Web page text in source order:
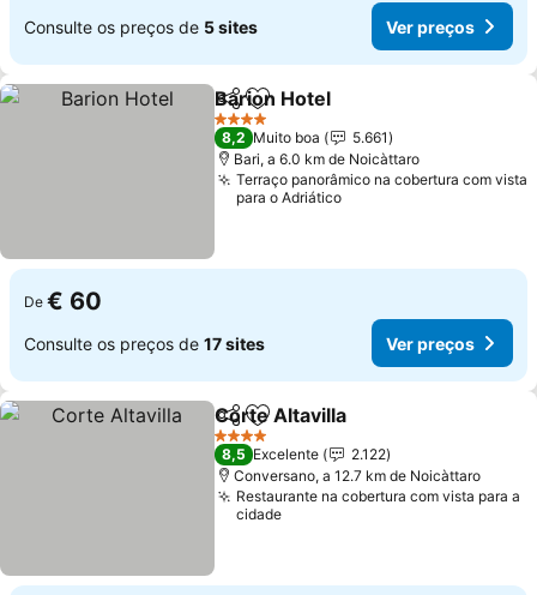
Consulte os preços de 5 sites Ver preços
PartilharAdicionar aos favoritos
Barion Hotel
4 Estrelas
8,2 Muito boa
5.661
Bari, a 6.0 km de Noicàttaro
Terraço panorâmico na cobertura com vista
para o Adriático
De € 60
Consulte os preços de 17 sites Ver preços
PartilharAdicionar aos favoritos
Corte Altavilla
4 Estrelas
8,5 Excelente
2.122
Conversano, a 12.7 km de Noicàttaro
Restaurante na cobertura com vista para a
cidade